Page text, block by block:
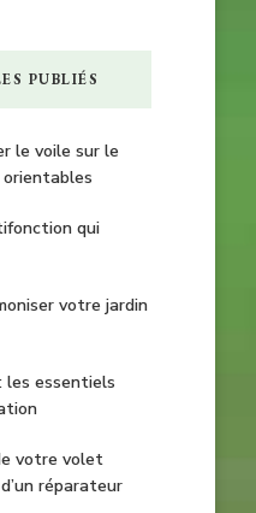
PUBLIÉS
le voile sur le
qui
votre jardin
les essentiels
votre volet
réparateur